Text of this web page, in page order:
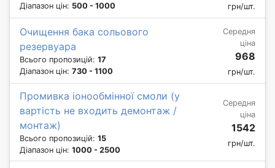
Діапазон цін: 500 - 1000 грн/шт.
Очищення бака сольового
резервуара
Всього пропозицій: 17
Діапазон цін: 730 - 1100
Середня
ціна
968
грн/шт.
Промивка іонообмінної смоли (у
вартість не входить демонтаж /
монтаж)
Всього пропозицій: 15
Діапазон цін: 1000 - 2500
Середня
ціна
1542
грн/шт.